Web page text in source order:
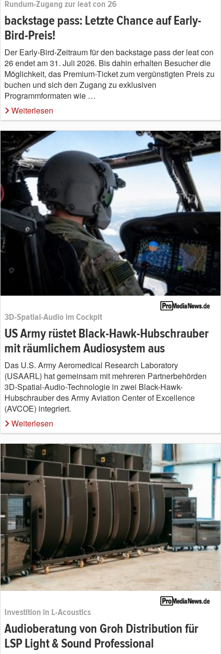
Rundum-Zugang zur leat con 26
backstage pass: Letzte Chance auf Early-
Bird-Preis!
Der Early-Bird-Zeitraum für den backstage pass der leat con
26 endet am 31. Juli 2026. Bis dahin erhalten Besucher die
Möglichkeit, das Premium-Ticket zum vergünstigten Preis zu
buchen und sich den Zugang zu exklusiven
Programmformaten wie …
Weiterlesen
3D-Spatial-Audio im Cockpit
US Army rüstet Black-Hawk-Hubschrauber
mit räumlichem Audiosystem aus
Das U.S. Army Aeromedical Research Laboratory
(USAARL) hat gemeinsam mit mehreren Partnerbehörden
3D-Spatial-Audio-Technologie in zwei Black-Hawk-
Hubschrauber des Army Aviation Center of Excellence
(AVCOE) integriert.
Weiterlesen
Investition in L-Acoustics
Audioberatung von Groh Distribution für
LSP Light & Sound Professional